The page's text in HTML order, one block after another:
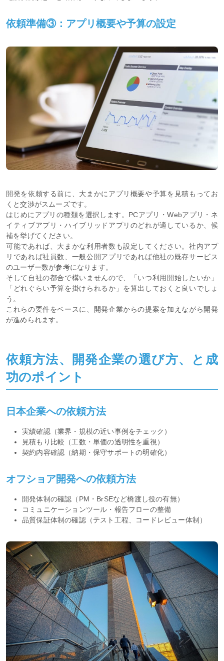
依頼準備③：アプリ概要や予算の設定
開発を依頼する前に、大まかにアプリ概要や予算を見積もってお
くと交渉がスムーズです。
はじめにアプリの種類を選択します。PCアプリ・Webアプリ・ネ
イティブアプリ・ハイブリッドアプリのどれが適しているか、候
補を挙げてください。
可能であれば、大まかな利用者数も設定してください。社内アプ
リであれば社員数、一般公開アプリであれば他社の既存サービス
のユーザー数が参考になります。
そして自社の都合で構いませんので、「いつ利用開始したいか」
「どれぐらい予算を掛けられるか」を算出しておくと良いでしょ
う。
これらの要件をベースに、開発企業からの提案を加えながら開発
が進められます。
依頼方法、開発企業の選び方、と成
功のポイント
日本企業への依頼方法
実績確認（業界・規模の近い事例をチェック）
見積もり比較（工数・単価の透明性を重視）
契約内容確認（納期・保守サポートの明確化）
オフショア開発への依頼方法
開発体制の確認（PM・BrSEなど橋渡し役の有無）
コミュニケーションツール・報告フローの整備
品質保証体制の確認（テスト工程、コードレビュー体制）